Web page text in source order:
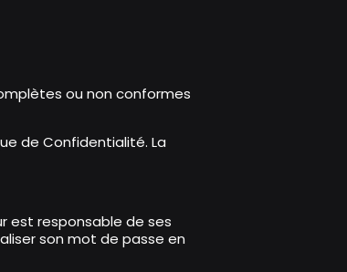
ou non conformes
de Confidentialité. La
est responsable de ses
son mot de passe en